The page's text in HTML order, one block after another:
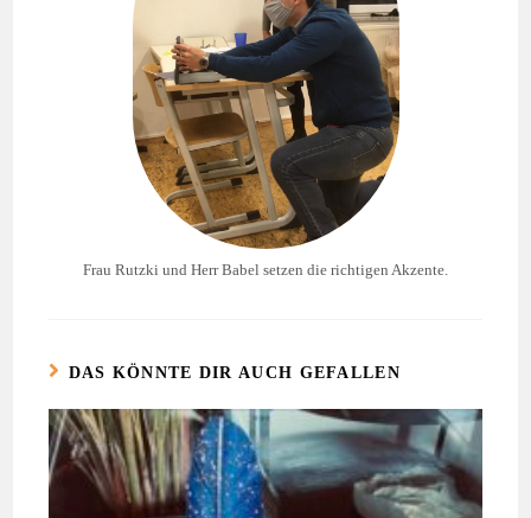
Frau Rutzki und Herr Babel setzen die richtigen Akzente.
DAS KÖNNTE DIR AUCH GEFALLEN